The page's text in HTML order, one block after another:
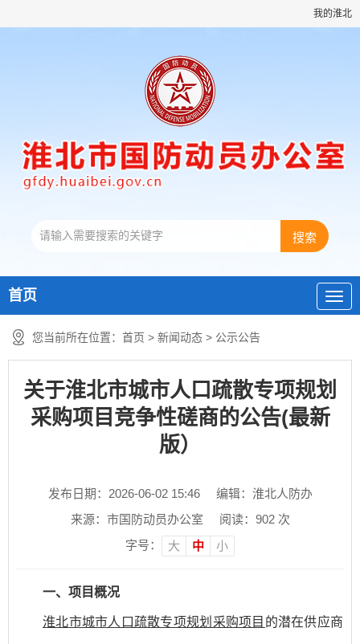
我的淮北
首页
您当前所在位置： 首页 > 新闻动态 > 公示公告
关于淮北市城市人口疏散专项规划
采购项目竞争性磋商的公告(最新
版）
发布日期：2026-06-02 15:46
编辑：淮北人防办
来源：市国防动员办公室
阅读： 902次
字号：
大 中 小
一、项目概况
淮北市城市人口疏散专项规划采购项目 的潜在供应商